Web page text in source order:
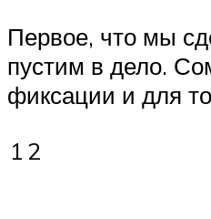
Первое, что мы
пустим в дело.
фиксации и для
1 2